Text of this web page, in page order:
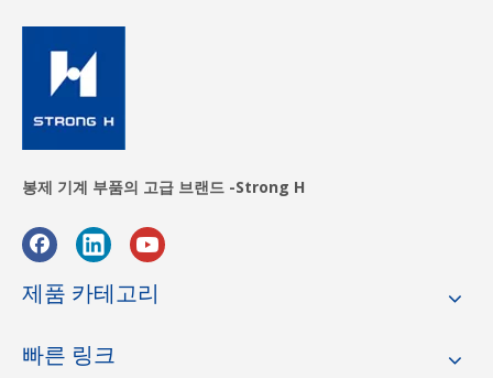
봉제 기계 부품의 고급 브랜드 -Strong H
제품 카테고리
빠른 링크